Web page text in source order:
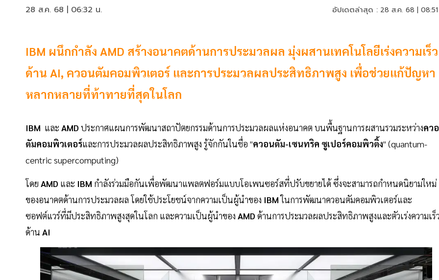
28 ส.ค. 68 | 06:32 น. อัปเดตล่าสุด : 28 ส.ค. 68 |
IBM ผนึกกำลัง AMD สร้างอนาคตด้านการประมวลผล มุ่งผสานเทคโนโลยีเร่งความเร็ว
ด้าน AI, ควอนตัมคอมพิวเตอร์ และการประมวลผลประสิทธิภาพสูง เพื่อช่วยแก้ปัญหา
หลากหลายที่ท้าทายที่สุดในโลก
IBM และ AMD ประกาศแผนการพัฒนาสถาปัตยกรรมด้านการประมวลผลแห่งอนาคต บนพื้นฐานการผสานรวมระหว่างคว
ตัมคอมพิวเตอร์และการประมวลผลประสิทธิภาพสูง รู้จักกันในชื่อ "ควอนตัม-เซนทริค ซูเปอร์คอมพิวติ้ง" (quantum-
centric supercomputing)
โดย AMD และ IBM กำลังร่วมมือกันเพื่อพัฒนาแพลตฟอร์มแบบโอเพนซอร์สที่ปรับขยายได้ ซึ่งจะสามารถกำหนดนิยามใหม่
ของอนาคตด้านการประมวลผล โดยใช้ประโยชน์จากความเป็นผู้นำของ IBMในการพัฒนาควอนตัมคอมพิวเตอร์และ
ซอฟต์แวร์ที่มีประสิทธิภาพสูงสุดในโลก และความเป็นผู้นำของ AMD ด้านการประมวลผลประสิทธิภาพสูงและตัวเร่งความเร็
ด้าน AI